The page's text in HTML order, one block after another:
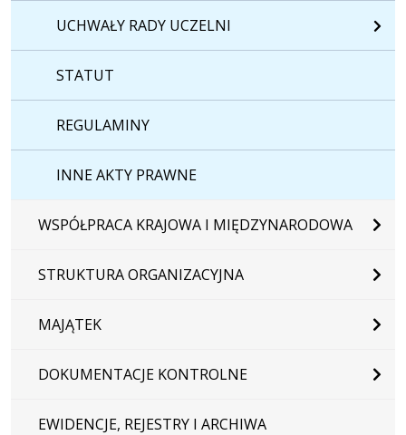
UCHWAŁY RADY UCZELNI
STATUT
REGULAMINY
INNE AKTY PRAWNE
WSPÓŁPRACA KRAJOWA I MIĘDZYNARODOWA
STRUKTURA ORGANIZACYJNA
MAJĄTEK
DOKUMENTACJE KONTROLNE
EWIDENCJE, REJESTRY I ARCHIWA